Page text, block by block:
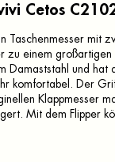
Cetos
Taschenmesser mit
zu einem
Damaststahl und
komfortabel. Der
Klappmesser
Mit dem Flipper